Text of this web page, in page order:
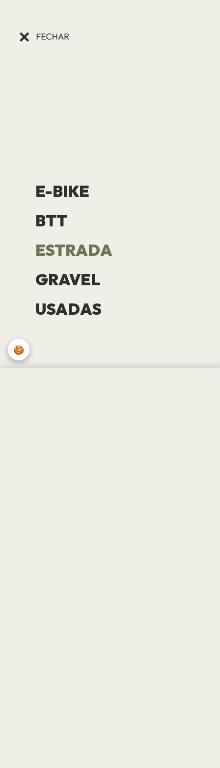
🍪
E-BIKE
BTT
ESTRADA
GRAVEL
USADAS